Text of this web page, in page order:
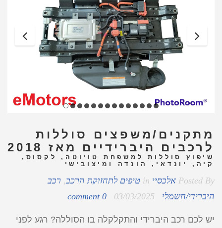
מתקנים/משפצים סוללות
לרכבים היברידיים מאז 2018
שיפוץ סוללות למשפחת טויוטה, לקסוס,
קיה, יונדאי, הונדה ומיצובישי
Posted By אלכסיי in טיפים לתחזוקת הרכב, רכב
היברידי/חשמלי
03/03/2025
0 comment
יש לכם רכב היברידי והתקלקלה בו הסוללה? רגע לפני